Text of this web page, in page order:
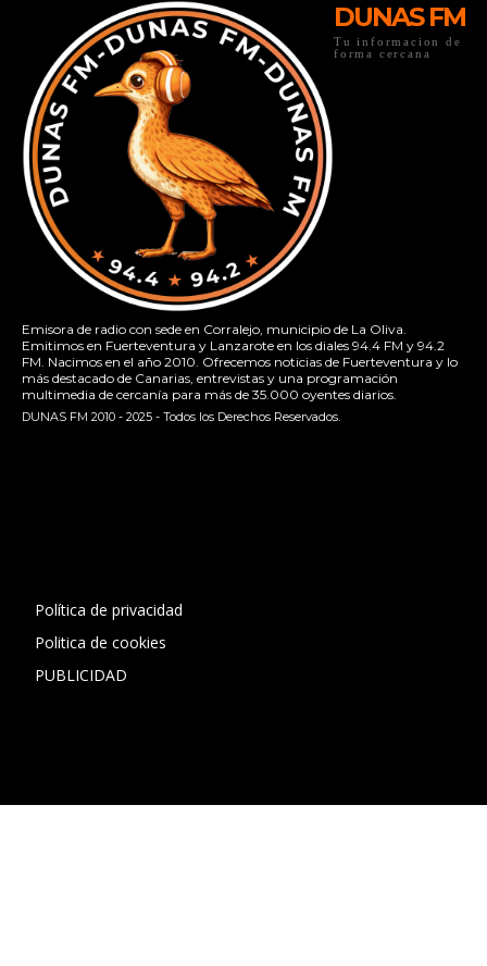
DUNAS FM
Tu informacion de
forma cercana
Emisora de radio con sede en Corralejo, municipio de La Oliva.
Emitimos en Fuerteventura y Lanzarote en los diales 94.4 FM y 94.2
FM. Nacimos en el año 2010. Ofrecemos noticias de Fuerteventura y lo
más destacado de Canarias, entrevistas y una programación
multimedia de cercanía para más de 35.000 oyentes diarios.
DUNAS FM 2010 - 2025 - Todos los Derechos Reservados.
Política de privacidad
Politica de cookies
PUBLICIDAD